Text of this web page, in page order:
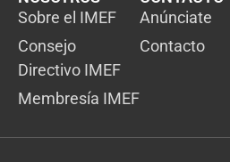
Sobre el IMEF
Consejo
Directivo IMEF
Membresía IMEF
Anúnciate
Contacto